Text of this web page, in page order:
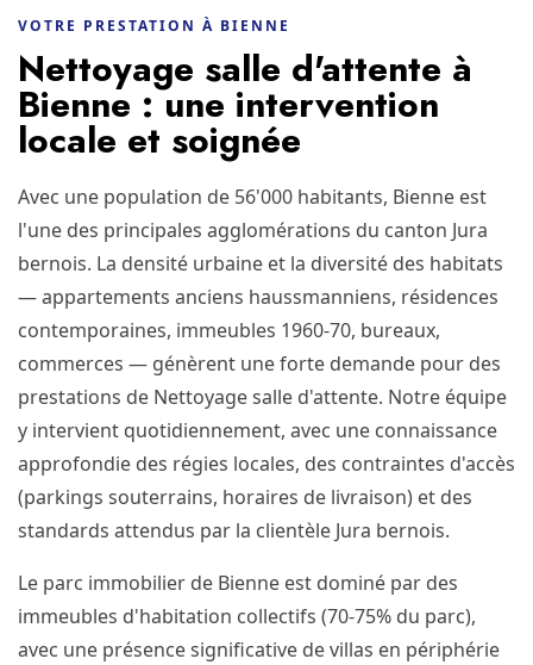
VOTRE PRESTATION À BIENNE
Nettoyage salle d'attente à
Bienne : une intervention
locale et soignée
Avec une population de 56'000 habitants, Bienne est
l'une des principales agglomérations du canton Jura
bernois. La densité urbaine et la diversité des habitats
— appartements anciens haussmanniens, résidences
contemporaines, immeubles 1960-70, bureaux,
commerces — génèrent une forte demande pour des
prestations de Nettoyage salle d'attente. Notre équipe
y intervient quotidiennement, avec une connaissance
approfondie des régies locales, des contraintes d'accès
(parkings souterrains, horaires de livraison) et des
standards attendus par la clientèle Jura bernois.
Le parc immobilier de Bienne est dominé par des
immeubles d'habitation collectifs (70-75% du parc),
avec une présence significative de villas en périphérie